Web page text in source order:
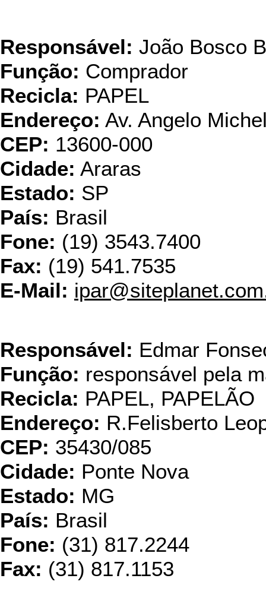
Responsável: João Bosco
Função: Comprador
Recicla: PAPEL
Endereço: Av. Angelo
CEP: 13600-000
Cidade: Araras
Estado: SP
País: Brasil
Fone: (19) 3543.7400
Fax: (19) 541.7535
E-Mail:
Responsável: Edmar
Função: responsável pela
Recicla: PAPEL, PAPELÃO
Endereço: R.Felisberto
CEP: 35430/085
Cidade: Ponte Nova
Estado: MG
País: Brasil
Fone: (31) 817.2244
Fax: (31) 817.1153